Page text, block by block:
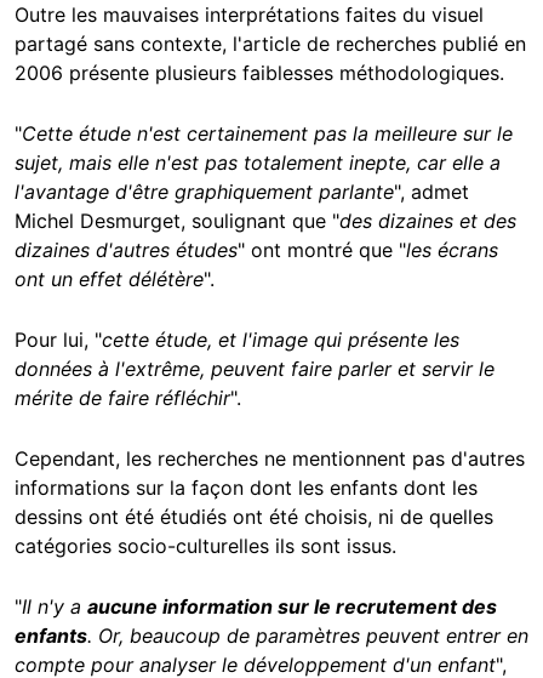
Outre les mauvaises interprétations faites du visuel
partagé sans contexte, l'article de recherches publié en
2006 présente plusieurs faiblesses méthodologiques.
"Cette étude n'est certainement pas la meilleure sur le
sujet, mais elle n'est pas totalement inepte, car elle a
l'avantage d'être graphiquement parlante", admet
Michel Desmurget, soulignant que "des dizaines et des
dizaines d'autres études" ont montré que "les écrans
ont un effet délétère".
Pour lui, "cette étude, et l'image qui présente les
données à l'extrême, peuvent faire parler et servir le
mérite de faire réfléchir".
Cependant, les recherches ne mentionnent pas d'autres
informations sur la façon dont les enfants dont les
dessins ont été étudiés ont été choisis, ni de quelles
catégories socio-culturelles ils sont issus.
"Il n'y a aucune information sur le recrutement des
enfants. Or, beaucoup de paramètres peuvent entrer en
compte pour analyser le développement d'un enfant",